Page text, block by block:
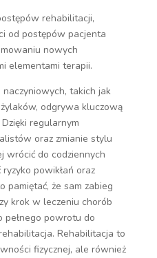
rehabilitacji,
od postępów pacjenta
nowych
elementami terapii.
takich jak
odgrywa kluczową
regularnym
oraz zmianie stylu
wrócić do codziennych
powikłań oraz
pamiętać, że sam zabieg
krok w leczeniu chorób
pełnego powrotu do
Rehabilitacja to
fizycznej, ale również